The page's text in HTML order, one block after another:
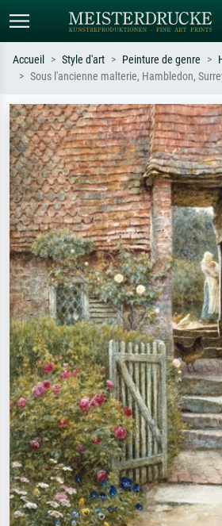
Recherchez par artiste, titre ou style –
ex. Monet, Nuit étoilée,
impressionnisme, vague de Hokusai,
nu.
tableau
Accueil Style d'art Peinture de genre
Sous l'ancienne malterie, Hambledon,